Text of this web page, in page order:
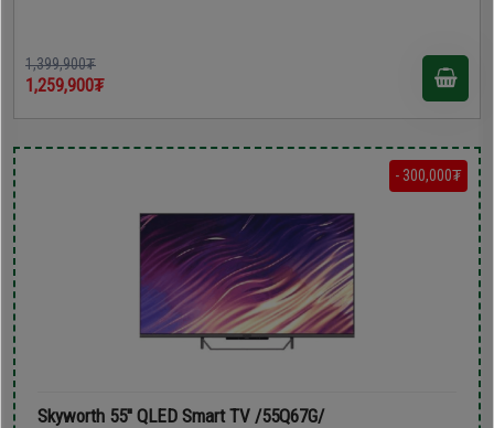
1,399,900₮
1,259,900₮
- 300,000₮
Skyworth 55'' QLED Smart TV /55Q67G/